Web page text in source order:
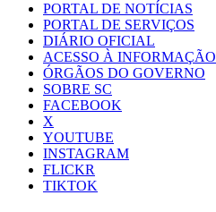
PORTAL DE NOTÍCIAS
PORTAL DE SERVIÇOS
DIÁRIO OFICIAL
ACESSO À INFORMAÇÃO
ÓRGÃOS DO GOVERNO
SOBRE SC
FACEBOOK
X
YOUTUBE
INSTAGRAM
FLICKR
TIKTOK